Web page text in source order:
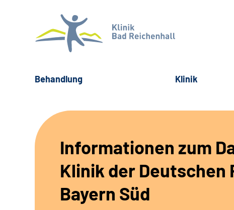
Behandlung Klinik
Informationen zum
Klinik der
Bayern Süd